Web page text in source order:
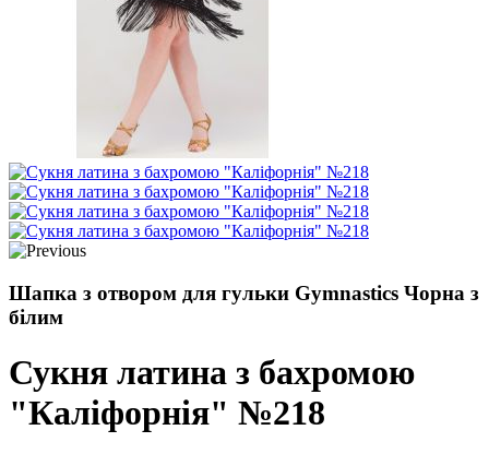
Шапка з отвором для гульки Gymnastics Чорна з
білим
Сукня латина з бахромою
"Каліфорнія" №218